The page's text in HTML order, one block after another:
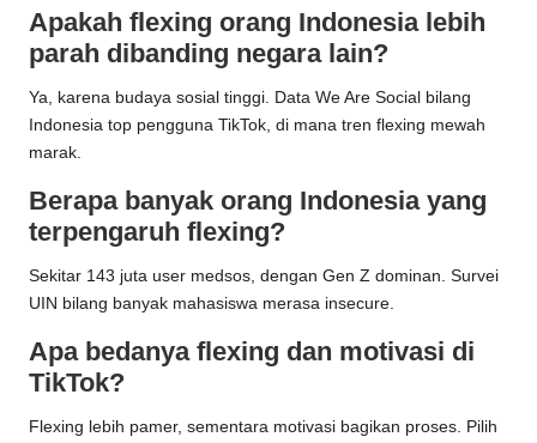
Apakah flexing orang Indonesia lebih
parah dibanding negara lain?
Ya, karena budaya sosial tinggi. Data We Are Social bilang
Indonesia top pengguna TikTok, di mana tren flexing mewah
marak.
Berapa banyak orang Indonesia yang
terpengaruh flexing?
Sekitar 143 juta user medsos, dengan Gen Z dominan. Survei
UIN bilang banyak mahasiswa merasa insecure.
Apa bedanya flexing dan motivasi di
TikTok?
Flexing lebih pamer, sementara motivasi bagikan proses. Pilih